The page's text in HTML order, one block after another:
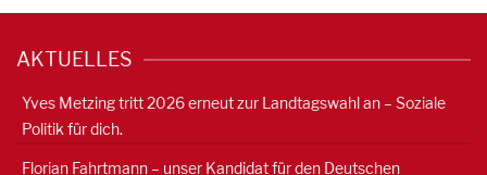
AKTUELLES
Yves Metzing tritt 2026 erneut zur Landtagswahl an – Soziale
Politik für dich.
Florian Fahrtmann – unser Kandidat für den Deutschen